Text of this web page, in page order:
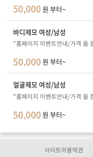
50,000 원 부터~
바디제모 여성/남성
"홈페이지 이벤트안내/가격 을
50,000 원 부터~
얼굴제모 여성/남성
"홈페이지 이벤트안내/가격 을
50,000 원 부터~
사이트이용약관